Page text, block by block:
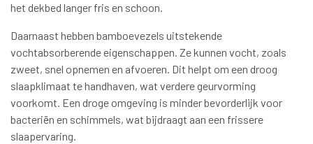
het dekbed langer fris en schoon.
Daarnaast hebben bamboevezels uitstekende
vochtabsorberende eigenschappen. Ze kunnen vocht, zoals
zweet, snel opnemen en afvoeren. Dit helpt om een droog
slaapklimaat te handhaven, wat verdere geurvorming
voorkomt. Een droge omgeving is minder bevorderlijk voor
bacteriën en schimmels, wat bijdraagt aan een frissere
slaapervaring.